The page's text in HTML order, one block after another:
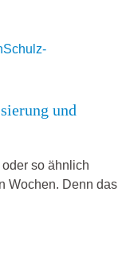
und
oder so ähnlich
Wochen. Denn das